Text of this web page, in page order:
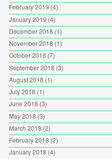
February 2019 (4)
January 2019 (4)
December 2018 (1)
November 2018 (1)
October 2018 (7)
September 2018 (3)
August 2018 (1)
July 2018 (1)
June 2018 (3)
May 2018 (3)
March 2018 (2)
February 2018 (2)
January 2018 (4)